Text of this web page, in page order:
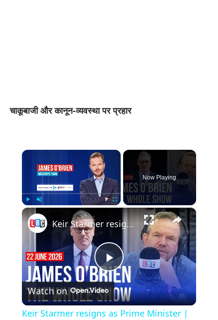
चाकूबाजी और कानून-व्यवस्था पर प्रहार
×
Play
Now Playing
×
Play
Video
Keir Starmer resigns as Prime Minister | James O’Brien - The Whole Show
Watch on
Keir Starmer resigns as Prime Minister |